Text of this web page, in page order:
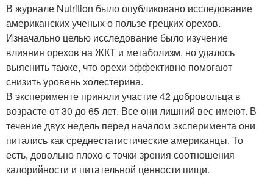
В журнале Nutrition было опубликовано исследование
американских ученых о пользе грецких орехов.
Изначально целью исследование было изучение
влияния орехов на ЖКТ и метаболизм, но удалось
выяснить также, что орехи эффективно помогают
снизить уровень холестерина.
В эксперименте приняли участие 42 добровольца в
возрасте от 30 до 65 лет. Все они лишний вес имеют. В
течение двух недель перед началом эксперимента они
питались как среднестатистические американцы. То
есть, довольно плохо с точки зрения соотношения
калорийности и питательной ценности пищи.